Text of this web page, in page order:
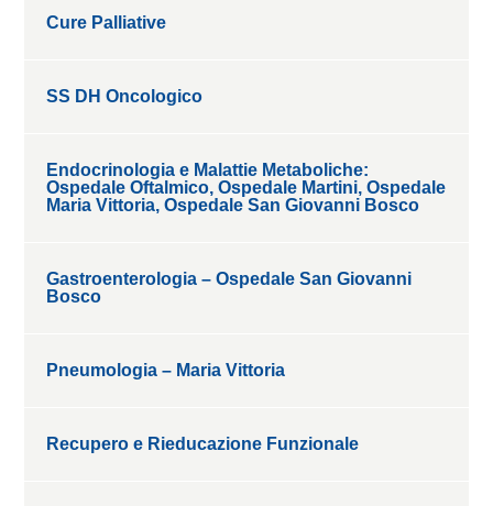
Cure Palliative
SS DH Oncologico
Endocrinologia e Malattie Metaboliche:
Ospedale Oftalmico, Ospedale Martini, Ospedale
Maria Vittoria, Ospedale San Giovanni Bosco
Gastroenterologia – Ospedale San Giovanni
Bosco
Pneumologia – Maria Vittoria
Recupero e Rieducazione Funzionale